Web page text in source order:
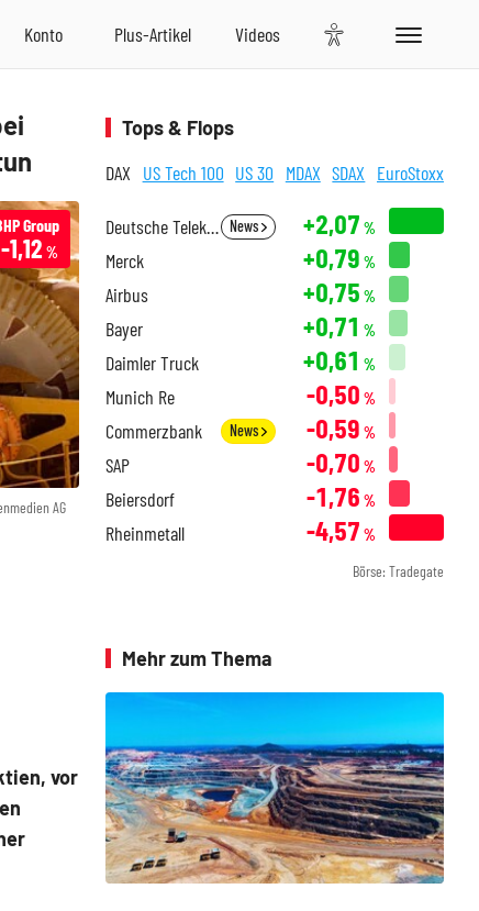
AG
Group
-1,12 %
vor
Tops & Flops
DAX US Tech 100 US 30 MDAX SDAX EuroStoxx
Deutsche Telekom News +2,07 %
Merck +0,79 %
Airbus +0,75 %
Bayer +0,71 %
Daimler Truck +0,61 %
Munich Re -0,50 %
Commerzbank News -0,59 %
SAP -0,70 %
Beiersdorf -1,76 %
Rheinmetall -4,57 %
Börse: Tradegate
Mehr zum Thema